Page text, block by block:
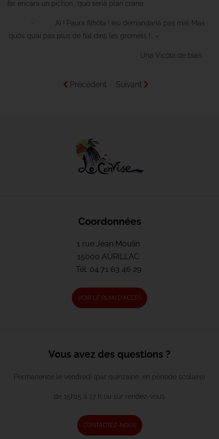
far encara un pichon, ‘quò seriá plan crane.
- Ai ! Paura filhòta ! Ieu demandariá pas mai. Mas
‘quò’s qu’ai pas plus de fial dins les gromèls !... »
Una Vicòta de biais
Précédent Suivant
Coordonnées
1 rue Jean Moulin
15000 AURILLAC
Tél. 04 71 63 46 29
VOIR LE PLAN D'ACCÈS
Vous avez des questions ?
Permanence le vendredi (par quinzaine, en période scolaire)
de 15h15 à 17 h ou sur rendez-vous.
CONTACTEZ-NOUS